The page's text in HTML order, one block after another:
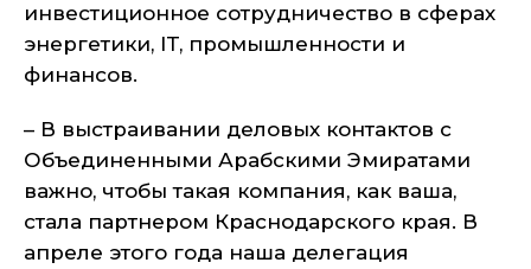
инвестиционное сотрудничество в сферах
энергетики, IT, промышленности и
финансов.
– В выстраивании деловых контактов с
Объединенными Арабскими Эмиратами
важно, чтобы такая компания, как ваша,
стала партнером Краснодарского края. В
апреле этого года наша делегация